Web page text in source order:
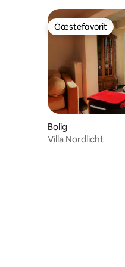
Gæstefavorit
Gæstefavorit
Bolig
Villa Nordlicht